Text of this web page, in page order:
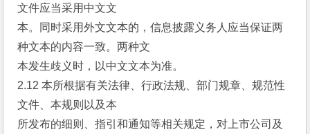
文件应当采用中文文
本。同时采用外文文本的，信息披露义务人应当保证两
种文本的内容一致。两种文
本发生歧义时，以中文文本为准。
2.12 本所根据有关法律、行政法规、部门规章、规范性
文件、本规则以及本
所发布的细则、指引和通知等相关规定，对上市公司及